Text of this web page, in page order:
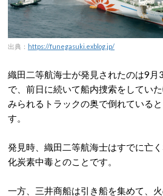
出典： https://funegasuki.exblog.jp/
織田二等航海士が発見されたのは9月
で、前日に続いて船内捜索をしてい
みられるトラックの奥で倒れている
す。
発見時、織田二等航海士はすでに亡
化炭素中毒とのことです。
一方、三井商船は引き船を集めて、